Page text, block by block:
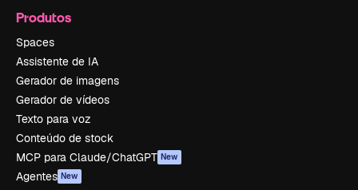
Produtos
Spaces
Assistente de IA
Gerador de imagens
Gerador de vídeos
Texto para voz
Conteúdo de stock
MCP para Claude/ChatGPT New
Agentes New